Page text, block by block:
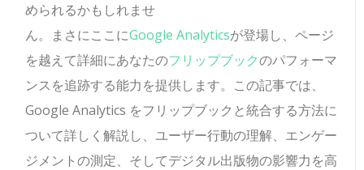
められるかもしれませ
ん。まさにここにGoogle Analyticsが登場し、ページ
を越えて詳細にあなたのフリップブックのパフォーマ
ンスを追跡する能力を提供します。この記事では、
Google Analytics をフリップブックと統合する方法に
ついて詳しく解説し、ユーザー行動の理解、エンゲー
ジメントの測定、そしてデジタル出版物の影響力を高